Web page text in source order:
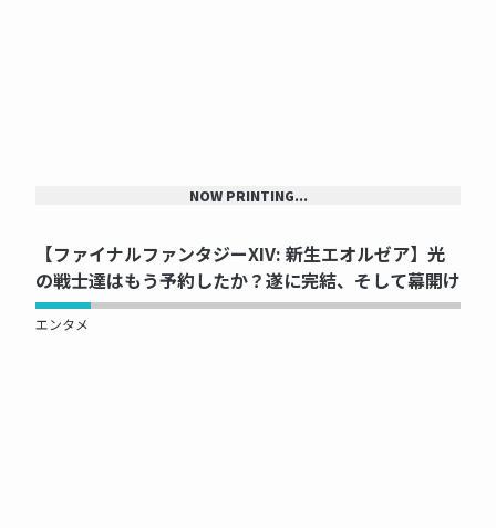
NOW PRINTING...
【ファイナルファンタジーXIV: 新生エオルゼア】光
の戦士達はもう予約したか？遂に完結、そして幕開け
エンタメ